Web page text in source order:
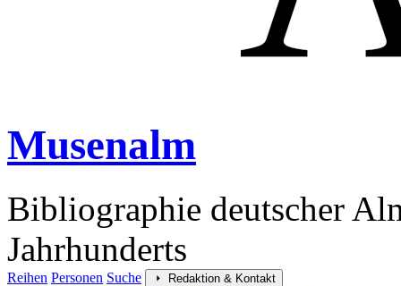
Musenalm
Bibliographie deutscher
Jahrhunderts
Reihen Personen Suche Redaktion & Kontakt